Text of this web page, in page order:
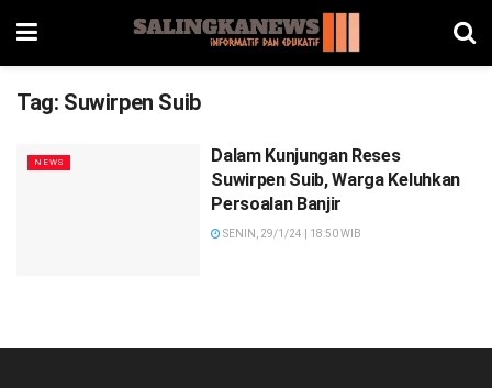
Tag: Suwirpen Suib
NEWS
Dalam Kunjungan Reses
Suwirpen Suib, Warga Keluhkan
Persoalan Banjir
SENIN, 29/1/24 | 18:50 WIB